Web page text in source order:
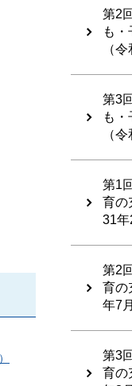
第2
も
（
第3
も
（
第1
育の
31年
第2
育の
年7
第3
育の